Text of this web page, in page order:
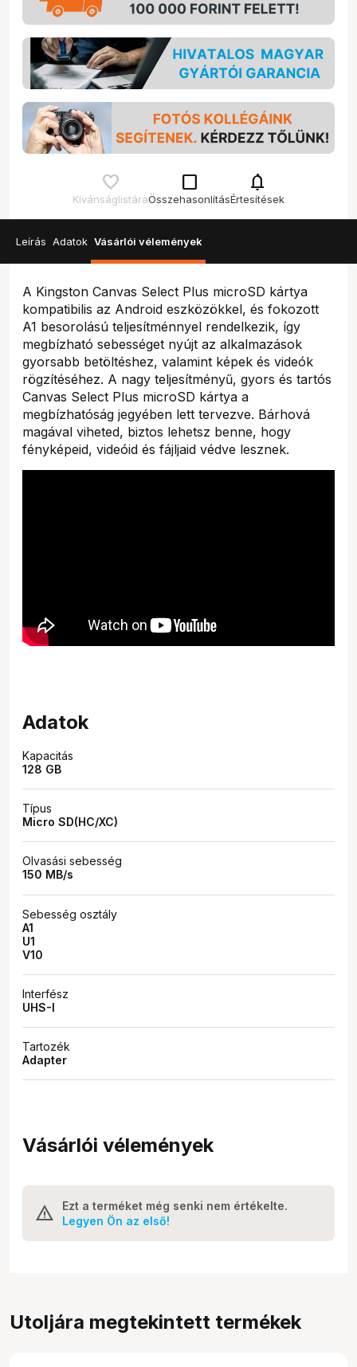
Kívánságlistára
check_box_outline_blank
Összehasonlítás
notifications
Értesítések
Leírás Adatok Vásárlói vélemények
A Kingston Canvas Select Plus microSD kártya
kompatibilis az Android eszközökkel, és fokozott
A1 besorolású teljesítménnyel rendelkezik, így
megbízható sebességet nyújt az alkalmazások
gyorsabb betöltéshez, valamint képek és videók
rögzítéséhez. A nagy teljesítményű, gyors és tartós
Canvas Select Plus microSD kártya a
megbízhatóság jegyében lett tervezve. Bárhová
magával viheted, biztos lehetsz benne, hogy
fényképeid, videóid és fájljaid védve lesznek.
Adatok
Kapacitás
128 GB
Típus
Micro SD(HC/XC)
Olvasási sebesség
150 MB/s
Sebesség osztály
A1
U1
V10
Interfész
UHS-I
Tartozék
Adapter
Vásárlói vélemények
Ezt a terméket még senki nem értékelte.
Legyen Ön az első!
Utoljára megtekintett termékek